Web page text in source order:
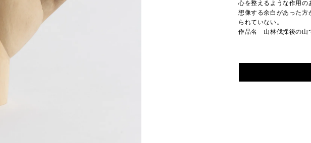
心を整えるような作用の
想像する余白があった方
られていない。
作品名 山林伐採後の山